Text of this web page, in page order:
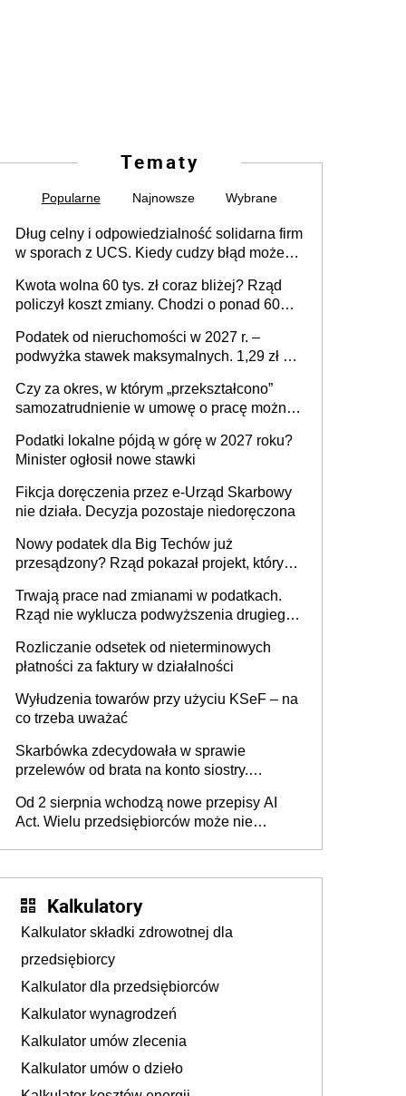
Tematy
Popularne Najnowsze Wybrane
Dług celny i odpowiedzialność solidarna firm
w sporach z UCS. Kiedy cudzy błąd może
Kwota wolna 60 tys. zł coraz bliżej? Rząd
policzył koszt zmiany. Chodzi o ponad 60
Podatek od nieruchomości w 2027 r. –
podwyżka stawek maksymalnych. 1,29 zł za
budynków i lokali związanych z
prowadzeniem działalności gospodarczej
Czy za okres, w którym „przekształcono”
samozatrudnienie w umowę o pracę można
umowy cywilnoprawnej jedynym
racjonalnym wyjściem
Podatki lokalne pójdą w górę w 2027 roku?
Minister ogłosił nowe stawki
Fikcja doręczenia przez e-Urząd Skarbowy
nie działa. Decyzja pozostaje niedoręczona
Nowy podatek dla Big Techów już
przesądzony? Rząd pokazał projekt, który
Trwają prace nad zmianami w podatkach.
Rząd nie wyklucza podwyższenia drugiego
Rozliczanie odsetek od nieterminowych
płatności za faktury w działalności
Wyłudzenia towarów przy użyciu KSeF – na
co trzeba uważać
Skarbówka zdecydowała w sprawie
przelewów od brata na konto siostry.
darowizna, ale podatku jednak nie będzie
Od 2 sierpnia wchodzą nowe przepisy AI
Act. Wielu przedsiębiorców może nie
Kalkulatory
Kalkulator składki zdrowotnej dla
przedsiębiorcy
Kalkulator dla przedsiębiorców
Kalkulator wynagrodzeń
Kalkulator umów zlecenia
Kalkulator umów o dzieło